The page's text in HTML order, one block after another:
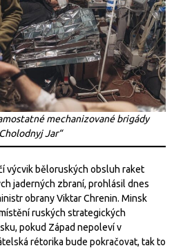
mechanizované brigády
Jar“
výcvik běloruských obsluh raket
jaderných zbraní, prohlásil dnes
obrany Viktar Chrenin. Minsk
ruských strategických
pokud Západ nepoleví v
rétorika bude pokračovat, tak to